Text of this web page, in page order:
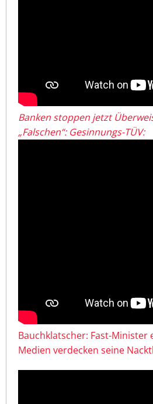
Banken stoppen jetzt
„Falschen“: Gesinnungs-TÜV:
Bauchklatscher: Fast-
Medien verdecken seine